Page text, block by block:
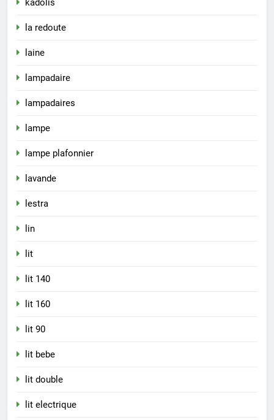
kadolis
la redoute
laine
lampadaire
lampadaires
lampe
lampe plafonnier
lavande
lestra
lin
lit
lit 140
lit 160
lit 90
lit bebe
lit double
lit electrique